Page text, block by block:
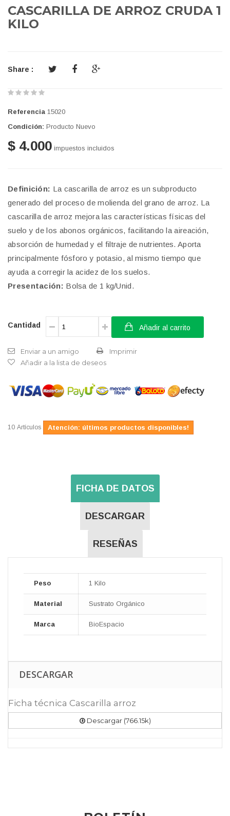
CASCARILLA DE ARROZ CRUDA 1
KILO
Share :
Referencia 15020
Condición: Producto Nuevo
$ 4.000 impuestos incluidos
Definición: La cascarilla de arroz es un subproducto
generado del proceso de molienda del grano de arroz. La
cascarilla de arroz mejora las características físicas del
suelo y de los abonos orgánicos, facilitando la aireación,
absorción de humedad y el filtraje de nutrientes. Aporta
principalmente fósforo y potasio, al mismo tiempo que
ayuda a corregir la acidez de los suelos.
Presentación: Bolsa de 1 kg/Unid.
Cantidad Añadir al carrito
Enviar a un amigo
Imprimir
Añadir a la lista de deseos
10 Artículos Atención: últimos productos disponibles!
FICHA DE DATOS
DESCARGAR
RESEÑAS
Peso 1 Kilo
Material Sustrato Orgánico
Marca BioEspacio
DESCARGAR
Ficha técnica Cascarilla arroz
Descargar (766.15k)